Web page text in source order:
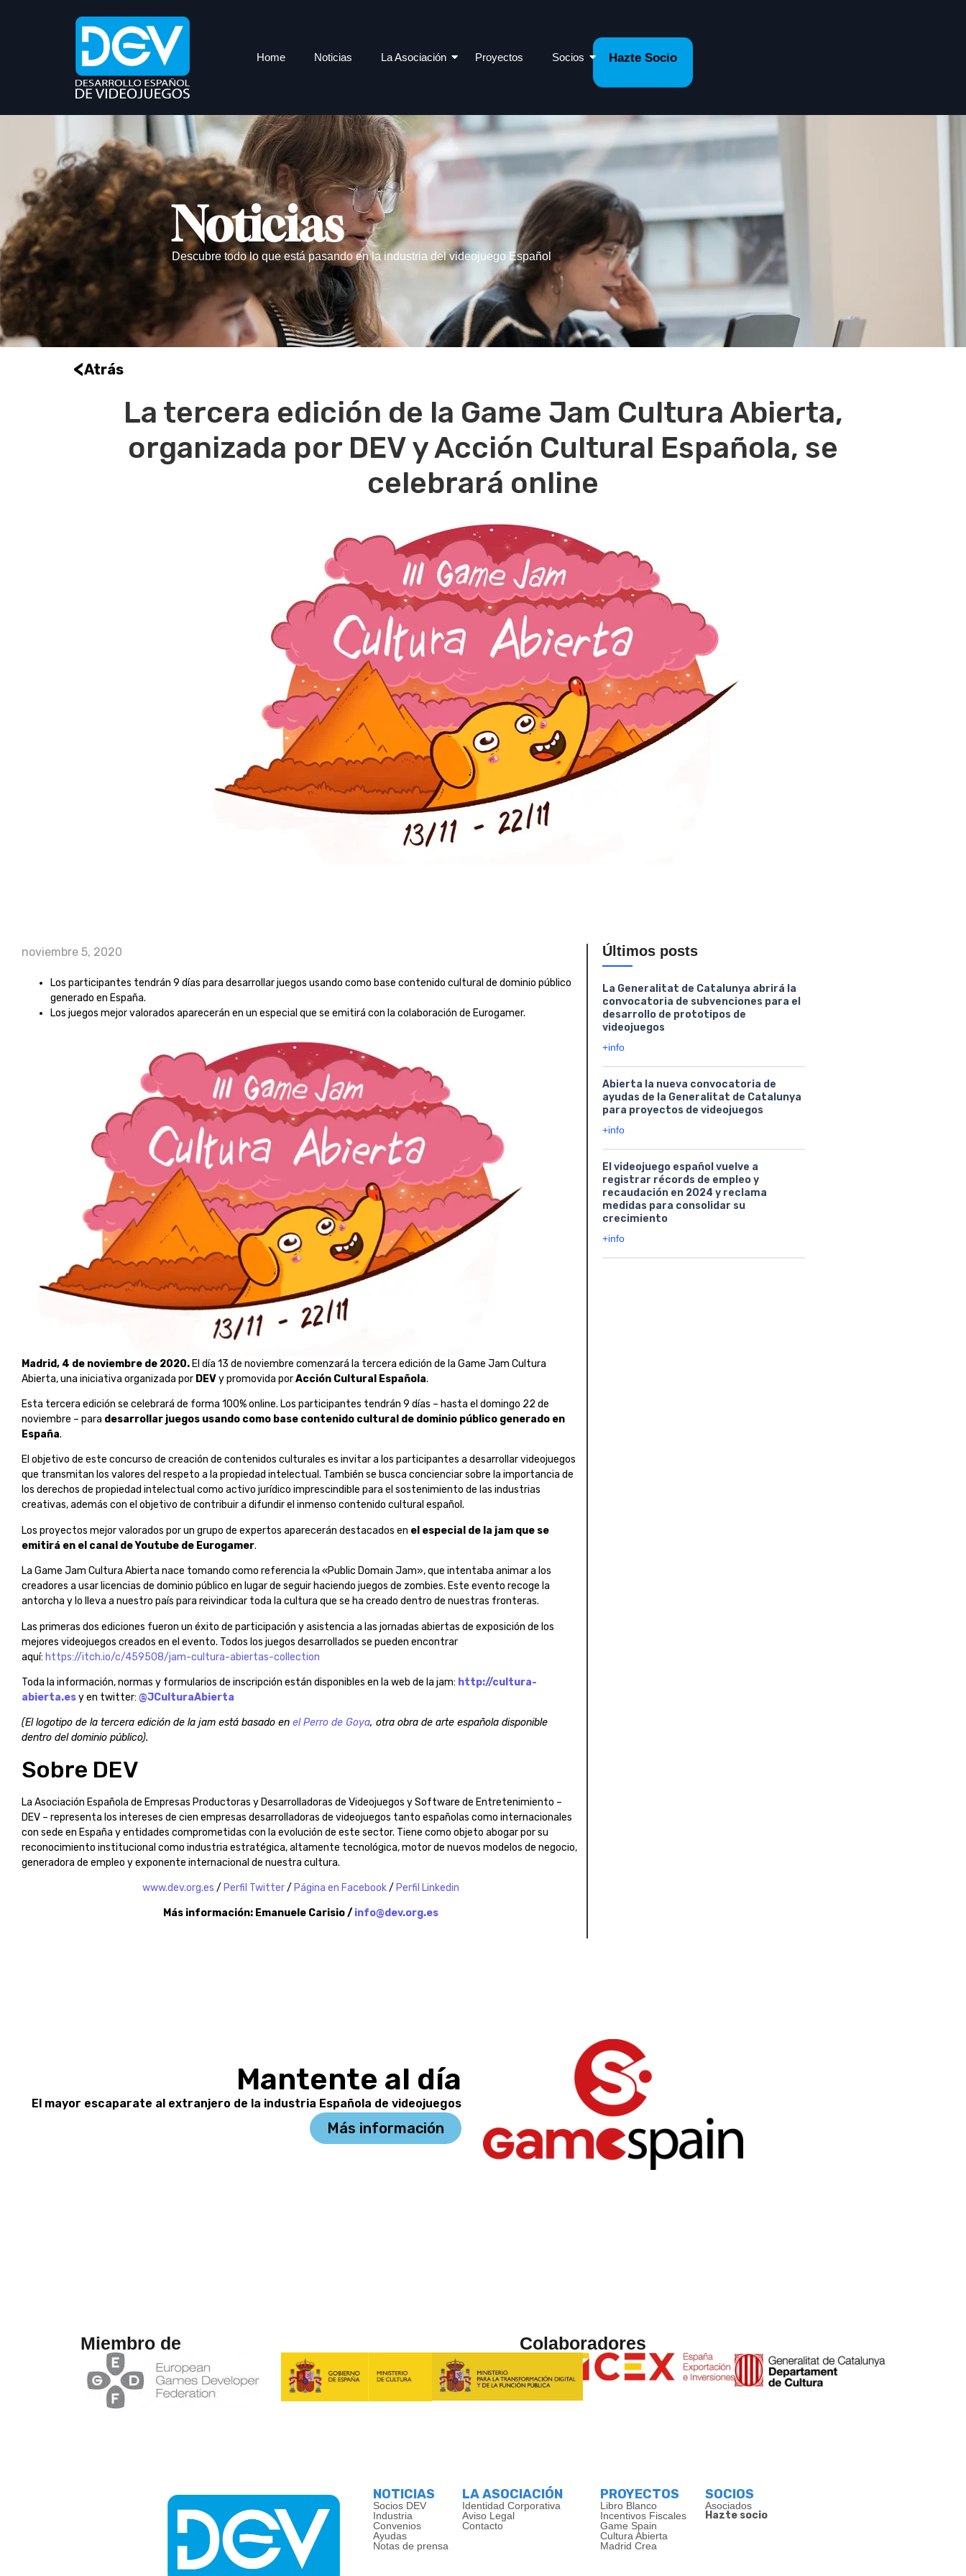
Home Noticias La Asociación Proyectos Socios Hazte Socio
Noticias
Descubre todo lo que está pasando en la industria del videojuego Español
<Atrás
La tercera edición de la Game Jam Cultura Abierta,
organizada por DEV y Acción Cultural Española, se
celebrará online
noviembre 5, 2020
Los participantes tendrán 9 días para desarrollar juegos usando como base contenido cultural de dominio público
generado en España.
Los juegos mejor valorados aparecerán en un especial que se emitirá con la colaboración de Eurogamer.
Madrid, 4 de noviembre de 2020. El día 13 de noviembre comenzará la tercera edición de la Game Jam Cultura
Abierta, una iniciativa organizada por DEVy promovida porAcción Cultural Española.
Esta tercera edición se celebrará de forma 100% online. Los participantes tendrán 9 días – hasta el domingo 22 de
noviembre – para desarrollar juegos usando como base contenido cultural de dominio público generado en
España.
El objetivo de este concurso de creación de contenidos culturales es invitar a los participantes a desarrollar videojuegos
que transmitan los valores del respeto a la propiedad intelectual. También se busca concienciar sobre la importancia de
los derechos de propiedad intelectual como activo jurídico imprescindible para el sostenimiento de las industrias
creativas, además con el objetivo de contribuir a difundir el inmenso contenido cultural español.
Los proyectos mejor valorados por un grupo de expertos aparecerán destacados en el especial de la jam que se
emitirá en el canal de Youtube de Eurogamer.
La Game Jam Cultura Abierta nace tomando como referencia la «Public Domain Jam», que intentaba animar a los
creadores a usar licencias de dominio público en lugar de seguir haciendo juegos de zombies. Este evento recoge la
antorcha y lo lleva a nuestro país para reivindicar toda la cultura que se ha creado dentro de nuestras fronteras.
Las primeras dos ediciones fueron un éxito de participación y asistencia a las jornadas abiertas de exposición de los
mejores videojuegos creados en el evento. Todos los juegos desarrollados se pueden encontrar
aquí: https://itch.io/c/459508/jam-cultura-abiertas-collection
Toda la información, normas y formularios de inscripción están disponibles en la web de la jam: http://cultura-
abierta.esy en twitter: @JCulturaAbierta
(El logotipo de la tercera edición de la jam está basado en el Perro de Goya, otra obra de arte española disponible
dentro del dominio público).
Sobre DEV
La Asociación Española de Empresas Productoras y Desarrolladoras de Videojuegos y Software de Entretenimiento –
DEV – representa los intereses de cien empresas desarrolladoras de videojuegos tanto españolas como internacionales
con sede en España y entidades comprometidas con la evolución de este sector. Tiene como objeto abogar por su
reconocimiento institucional como industria estratégica, altamente tecnológica, motor de nuevos modelos de negocio,
generadora de empleo y exponente internacional de nuestra cultura.
www.dev.org.es / Perfil Twitter / Página en Facebook/ Perfil Linkedin
Más información: Emanuele Carisio / info@dev.org.es
Últimos posts
La Generalitat de Catalunya abrirá la
convocatoria de subvenciones para el
desarrollo de prototipos de
videojuegos
+info
Abierta la nueva convocatoria de
ayudas de la Generalitat de Catalunya
para proyectos de videojuegos
+info
El videojuego español vuelve a
registrar récords de empleo y
recaudación en 2024 y reclama
medidas para consolidar su
crecimiento
+info
Mantente al día
El mayor escaparate al extranjero de la industria Española de videojuegos
Más información
Miembro de Colaboradores
NOTICIAS
Socios DEV
Industria
Convenios
Ayudas
Notas de prensa
LA ASOCIACIÓN
Identidad Corporativa
Aviso Legal
Contacto
PROYECTOS
Libro Blanco
Incentivos Fiscales
Game Spain
Cultura Abierta
Madrid Crea
SOCIOS
Asociados
Hazte socio